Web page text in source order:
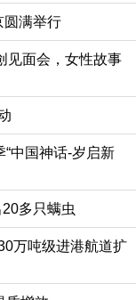
圆满举行
见面会，女性故事
中国神话-岁启新
多只螨虫
万吨级进港航道扩